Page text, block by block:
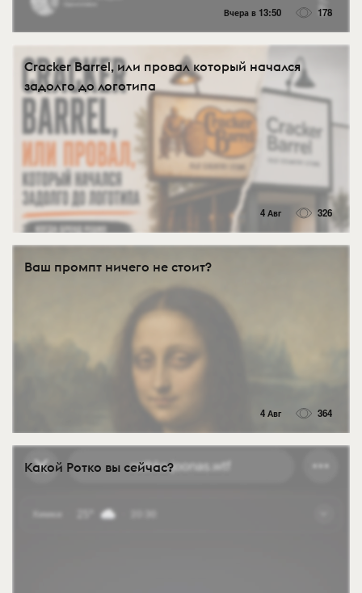
Вчера в 13:50 178
Cracker Barrel, или провал который начался
задолго до логотипа
4 Авг 326
Ваш промпт ничего не стоит?
4 Авг 364
Какой Ротко вы сейчас?